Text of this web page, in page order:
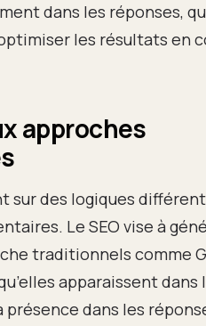
dans les réponses,
les résultats en
approches
sur des logiques
Le SEO vise à
traditionnels comme
apparaissent
présence dans les